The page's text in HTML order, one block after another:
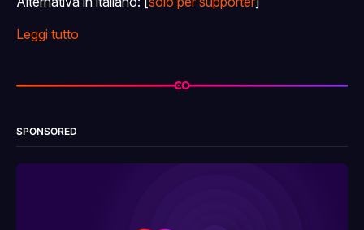
Leggi tutto
SPONSORED